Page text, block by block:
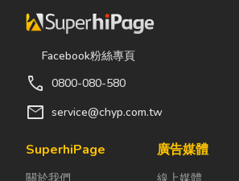
有三件事情如
果沒做好，最
容易發生嚴重
清「主力
牆」，盲目亂
陷： 這是老屋
度營運成果的
表」與「永續
多中小企業主
Facebook粉絲專頁
call 0800-080-580
mail service@chyp.com.tw
SuperhiPage
關於我們
廣告媒體
線上媒體